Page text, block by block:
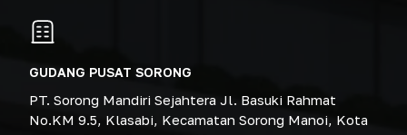
GUDANG PUSAT SORONG
PT. Sorong Mandiri Sejahtera Jl. Basuki Rahmat
No.KM 9.5, Klasabi, Kecamatan Sorong Manoi, Kota